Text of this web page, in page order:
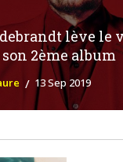
lève le
2ème album
13 Sep 2019